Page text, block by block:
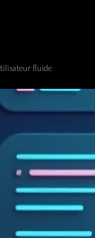
fluide